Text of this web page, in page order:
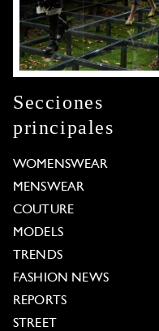
Secciones
principales
WOMENSWEAR
MENSWEAR
COUTURE
MODELS
TRENDS
FASHION NEWS
REPORTS
STREET